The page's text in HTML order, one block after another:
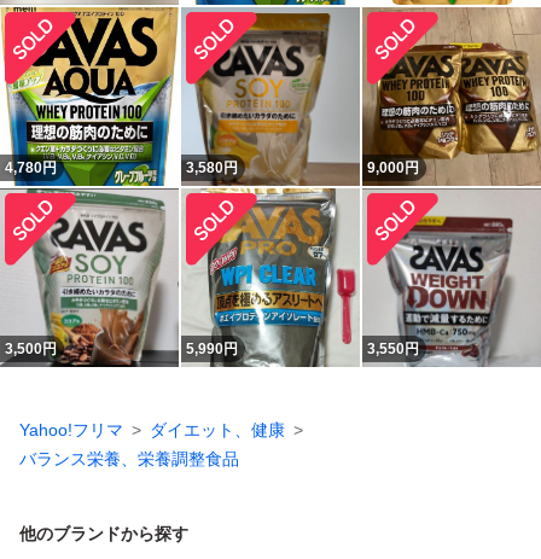
4,780円 3,580円 9,000円
3,500円 5,990円 3,550円
Yahoo!フリマ
ダイエット、健康
バランス栄養、栄養調整食品
他のブランドから探す